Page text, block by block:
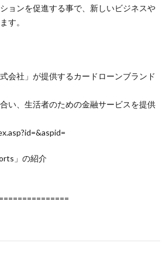
ョンを促進する事で、新しいビジネスや
す。
会社」が提供するカードローンブランド
い、生活者のための金融サービスを提供
」の紹介